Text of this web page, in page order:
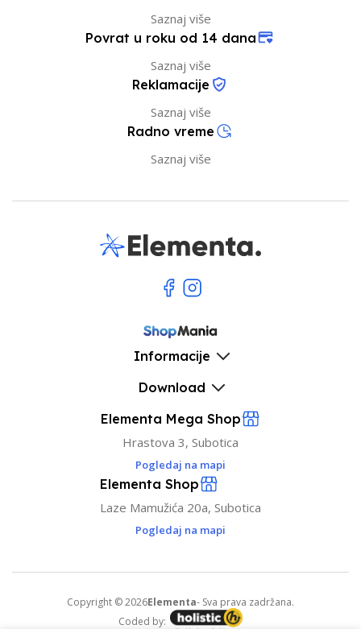
Saznaj više
Povrat u roku od 14 dana
Saznaj više
Reklamacije
Saznaj više
Radno vreme
Saznaj više
Informacije
Download
Elementa Mega Shop
Hrastova 3, Subotica
Pogledaj na mapi
Elementa Shop
Laze Mamužića 20a, Subotica
Pogledaj na mapi
Copyright © 2026Elementa- Sva prava zadržana.
Coded by: